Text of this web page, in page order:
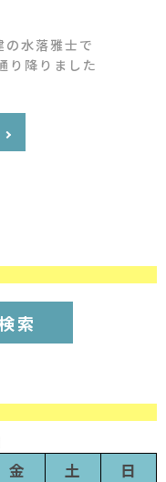
水落雅士で
り降りました
金 土 日